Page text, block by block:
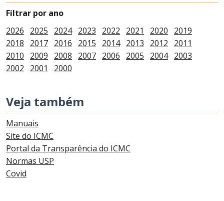
Filtrar por ano
2026
2025 2024 2023 2022 2021 2020
2019
2018
2017 2016 2015 2014 2013 2012
2011
2010
2009 2008 2007 2006 2005 2004 2003
2002
2001 2000
Veja também
Manuais
Site do ICMC
Portal da Transparência do ICMC
Normas USP
Covid